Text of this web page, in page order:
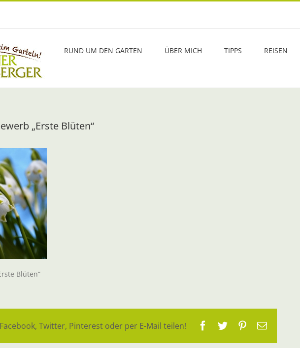
RUND UM DEN GARTEN ÜBER MICH TIPPS REISEN
„Erste Blüten“
Blüten“
Twitter, Pinterest oder per E-Mail teilen! Facebook
TwitterPinterest
E-